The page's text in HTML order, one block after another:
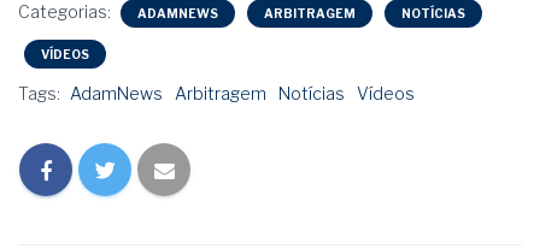
Categorias: ADAMNEWS ARBITRAGEM NOTÍCIAS
VÍDEOS
Tags: AdamNews Arbitragem Notícias Vídeos